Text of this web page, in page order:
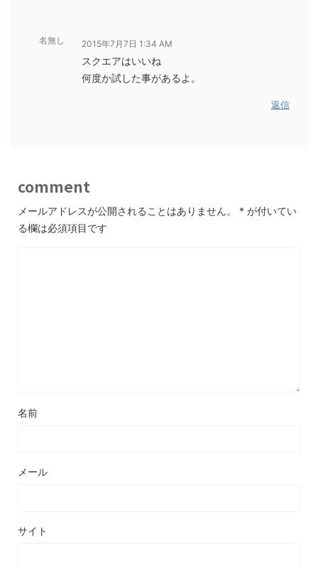
名無し 2015年7月7日 1:34 AM
スクエアはいいね
何度か試した事があるよ。
返信
comment
メールアドレスが公開されることはありません。 * が付いてい
る欄は必須項目です
名前
メール
サイト